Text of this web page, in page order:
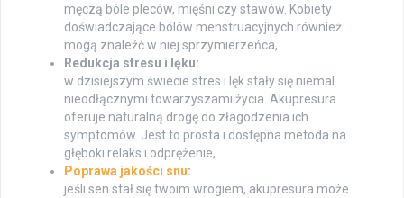
męczą bóle pleców, mięśni czy stawów. Kobiety
doświadczające bólów menstruacyjnych również
mogą znaleźć w niej sprzymierzeńca,
Redukcja stresu i lęku:
w dzisiejszym świecie stres i lęk stały się niemal
nieodłącznymi towarzyszami życia. Akupresura
oferuje naturalną drogę do złagodzenia ich
symptomów. Jest to prosta i dostępna metoda na
głęboki relaks i odprężenie,
Poprawa jakości snu:
jeśli sen stał się twoim wrogiem, akupresura może